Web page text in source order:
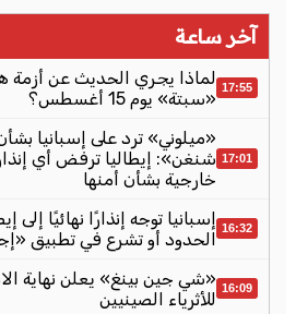
آخر ساعة
17:55 لماذا يجري الحديث عن
«سبتة» يوم 15 أغسطس؟
17:01
«ميلوني» ترد على إسبانيا
شنغن»: إيطاليا ترفض أي
خارجية بشأن أمنها
16:32 إسبانيا توجه إنذارًا نهائيًا إلى
الحدود أو تشرع في تطبيق
16:09 «شي جين بينغ» يعلن نهاية
للأثرياء الصينيين